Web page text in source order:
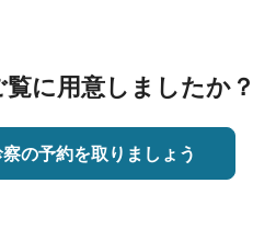
に用意しましたか？
の予約を取りましょう